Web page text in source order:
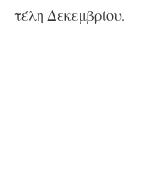
τέλη Δεκεμβρίου.